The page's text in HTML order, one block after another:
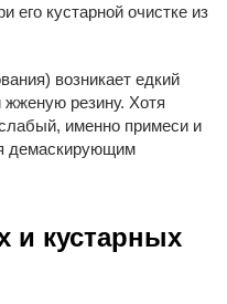
его кустарной очистке из
возникает едкий
резину. Хотя
именно примеси и
демаскирующим
и кустарных